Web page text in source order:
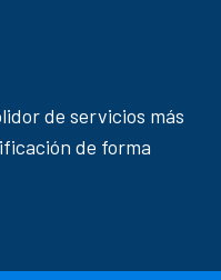
de servicios más
de forma